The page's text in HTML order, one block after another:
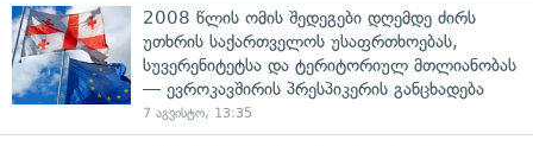
2008 წლის ომის შედეგები დღემდე ძირს
უთხრის საქართველოს უსაფრთხოებას,
სუვერენიტეტსა და ტერიტორიულ მთლიანობას
— ევროკავშირის პრესპიკერის განცხადება
7 აგვისტო, 13:35